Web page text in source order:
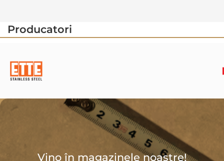
Producatori
Vino în magazinele noastre!